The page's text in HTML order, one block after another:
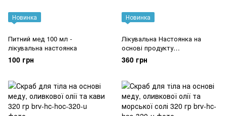
Новинка
Питний мед 100 мл -
лікувальна настоянка
100 грн
Новинка
Лікувальна Настоянка на
основі продукту
життєдіяльності Воскової
Молі 100 мл
360 грн